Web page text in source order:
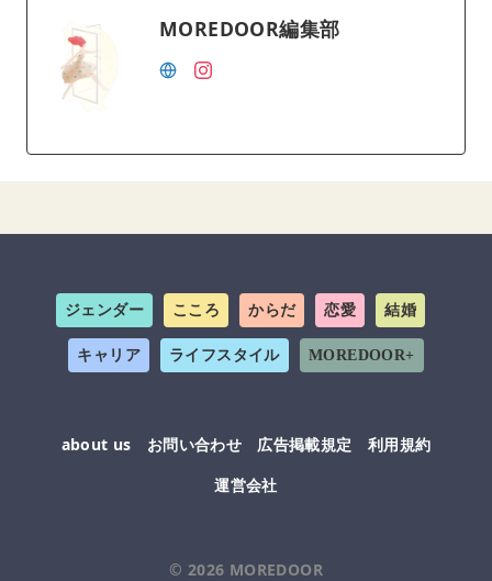
MOREDOOR編集部
ジェンダー こころ からだ 恋愛 結婚
キャリア ライフスタイル MOREDOOR+
about us お問い合わせ 広告掲載規定
利用規約
運営会社
© 2026 MOREDOOR